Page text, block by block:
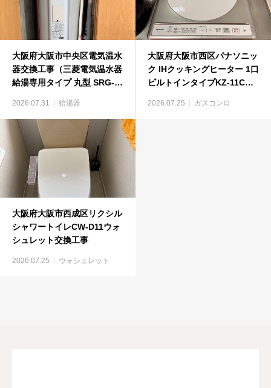
大阪府大阪市中央区電気温水
器交換工事（三菱電気温水器
給湯専用タイプ 丸型 SRG-
2026.07.31 給湯器
大阪府大阪市西区パナソニッ
ク IHクッキングヒーター 1口
ビルトインタイプKZ-11Cビ
2026.07.25 ガスコンロ
大阪府大阪市西成区リクシル
シャワートイレCW-D11ウォ
シュレット交換工事
2026.07.25 ウォシュレット